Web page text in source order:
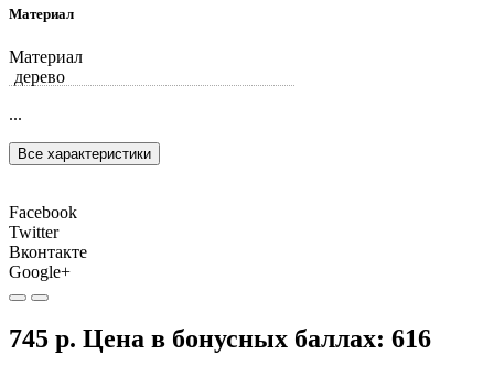
Материал
Материал
дерево
...
Все характеристики
Facebook
Twitter
Вконтакте
Google+
745 р. Цена в бонусных баллах: 616